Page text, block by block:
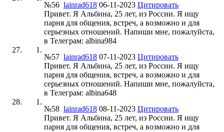
№56 lainrad618 06-11-2023 Цитировать
Привет. Я Альбина, 25 лет, из России. Я ищу
парня для общения, встреч, а возможно и для
серьезных отношений. Напиши мне, пожалуйста,
в Телеграм: albina984
№57 lainrad618 07-11-2023 Цитировать
Привет. Я Альбина, 25 лет, из России. Я ищу
парня для общения, встреч, а возможно и для
серьезных отношений. Напиши мне, пожалуйста,
в Телеграм: albina648
№58 lainrad618 08-11-2023 Цитировать
Привет. Я Альбина, 25 лет, из России. Я ищу
парня для общения, встреч, а возможно и для